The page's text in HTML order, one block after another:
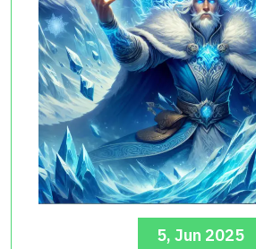
5, Jun 2025